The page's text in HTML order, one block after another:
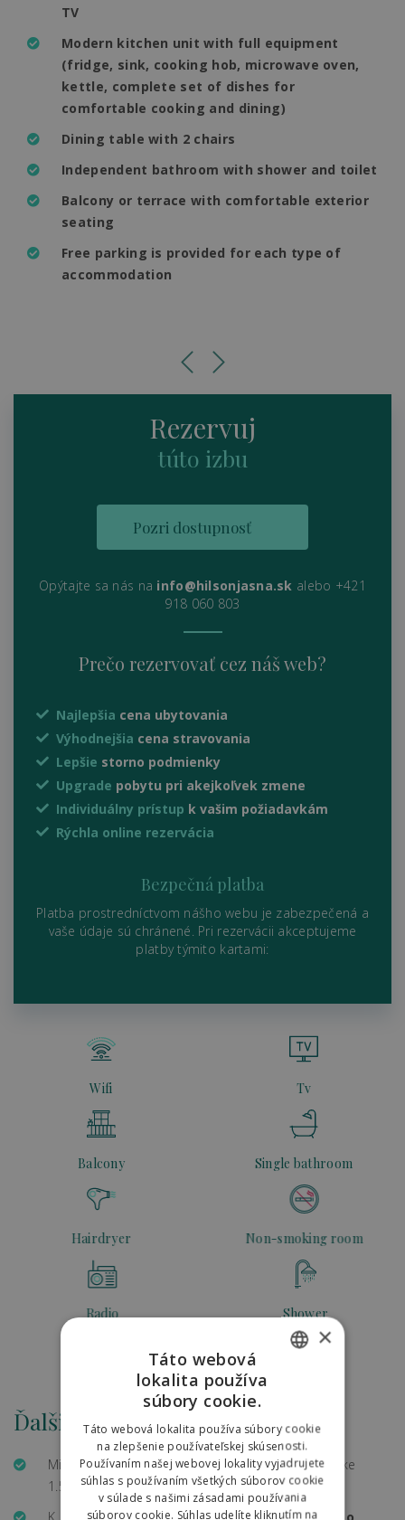
TV
Modern kitchen unit with full equipment
(fridge, sink, cooking hob, microwave oven,
kettle, complete set of dishes for
comfortable cooking and dining)
Dining table with 2 chairs
Independent bathroom with shower and toilet
Balcony or terrace with comfortable exterior
seating
Free parking is provided for each type of
accommodation
Rezervuj
túto izbu
Pozri dostupnosť
Opýtajte sa nás na info@hilsonjasna.sk alebo +421
918 060 803
Prečo rezervovať cez náš web?
Najlepšia cena ubytovania
Výhodnejšia cena stravovania
Lepšie storno podmienky
Upgrade pobytu pri akejkoľvek zmene
Individuálny prístup k vašim požiadavkám
Rýchla online rezervácia
Bezpečná platba
Platba prostredníctvom nášho webu je zabezpečená a
vaše údaje sú chránené. Pri rezervácii akceptujeme
platby týmito kartami:
Wifi Tv
Balcony Single bathroom
Hairdryer Non-smoking room
Radio Shower
Safe deposit
Ďalšie poplatky
Miestna daň za ubytovanie sa platí zvlášť, vo výške
1.50€ /os./ noc.
POLISH
×
Táto webová
lokalita používa
súbory cookie.
Táto webová lokalita používa súbory cookie
na zlepšenie používateľskej skúsenosti.
Používaním našej webovej lokality vyjadrujete
súhlas s používaním všetkých súborov cookie
v súlade s našimi zásadami používania
súborov cookie. Súhlas udelíte kliknutím na